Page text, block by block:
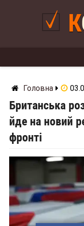
Головна
Британська
йде на новий
фронті